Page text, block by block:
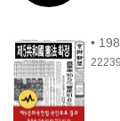
•